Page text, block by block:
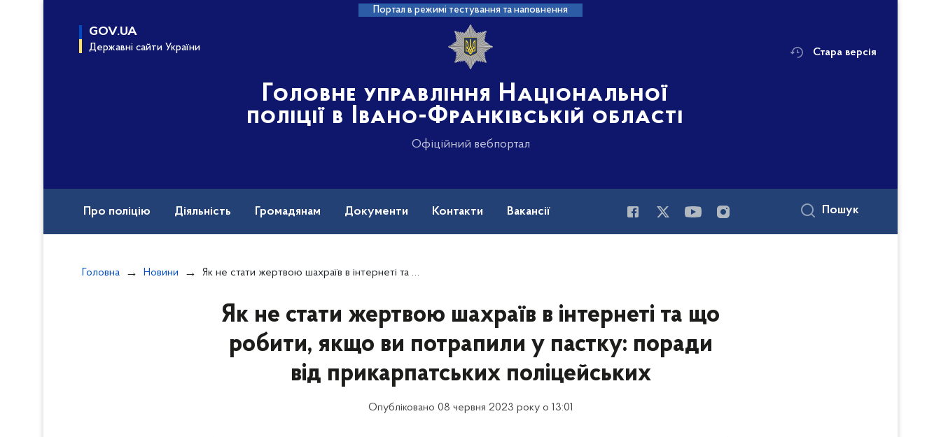
Портал в режимі тестування та наповнення
GOV.UA
Державні сайти України
Головне управління Національної
поліції в Івано-Франківській області
Офіційний вебпортал
Стара версія
Про поліцію Діяльність Громадянам Документи Контакти Вакансії Пошук
Головна Новини Як не стати жертвою шахраїв в інтернеті та що робити, якщо ви потрапили у пастку: поради від прикарпатських поліцейських
Як не стати жертвою шахраїв в інтернеті та що
робити, якщо ви потрапили у пастку: поради
від прикарпатських поліцейських
Опубліковано 08 червня 2023 року о 13:01